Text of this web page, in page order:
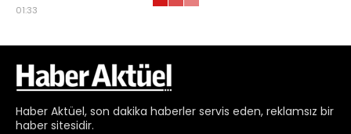
01:33
Haber Aktüel, son dakika haberler servis eden, reklamsız bir
haber sitesidir.